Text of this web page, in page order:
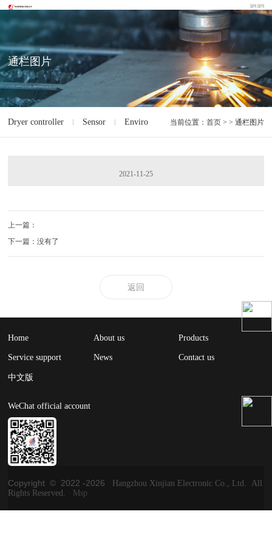
通栏图片
Dryer controller Sensor Environment monitoring of machine room
当前位置： 首页> > 通栏图片
2021-11-25
上一篇：
下一篇：没有了
返回
Home About us Products
Service support News Contact us
中文版
WeChat official account
Copyright © 2022 -2026
Hangzhou Xinjian Electronic Co., Ltd. All
Rights Reserved.
Msp